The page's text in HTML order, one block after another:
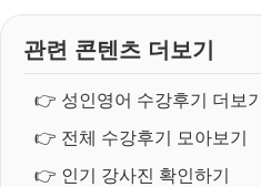
관련 콘텐츠 더보기
👉 성인영어 수강후기 더보기
👉 전체 수강후기 모아보기
👉 인기 강사진 확인하기